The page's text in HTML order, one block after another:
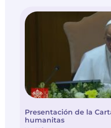
Presentación de la
humanitas